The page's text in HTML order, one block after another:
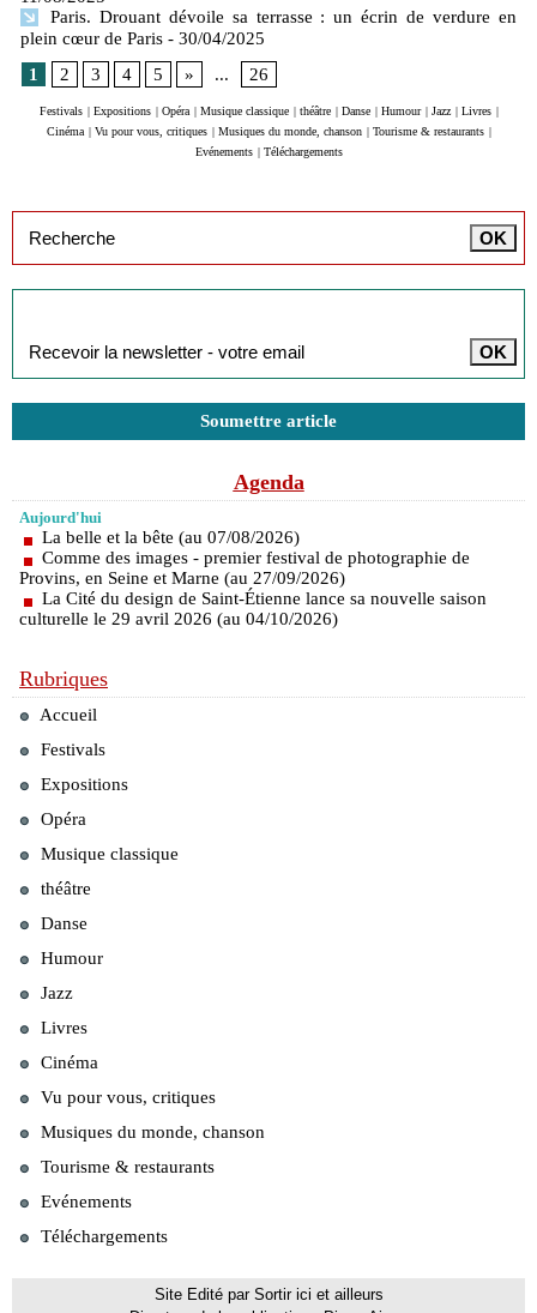
Paris. Drouant dévoile sa terrasse : un écrin de verdure en
plein cœur de Paris - 30/04/2025
1
2 3 4 5 » ... 26
Festivals | Expositions | Opéra | Musique classique | théâtre | Danse | Humour | Jazz | Livres |
Cinéma | Vu pour vous, critiques | Musiques du monde, chanson | Tourisme & restaurants |
Evénements | Téléchargements
Soumettre article
Agenda
Aujourd'hui
La belle et la bête (au 07/08/2026)
Comme des images - premier festival de photographie de
Provins, en Seine et Marne (au 27/09/2026)
La Cité du design de Saint-Étienne lance sa nouvelle saison
culturelle le 29 avril 2026 (au 04/10/2026)
Rubriques
Accueil
Festivals
Expositions
Opéra
Musique classique
théâtre
Danse
Humour
Jazz
Livres
Cinéma
Vu pour vous, critiques
Musiques du monde, chanson
Tourisme & restaurants
Evénements
Téléchargements
Site Edité par Sortir ici et ailleurs